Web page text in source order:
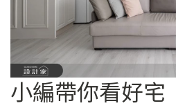
小編帶你看好宅